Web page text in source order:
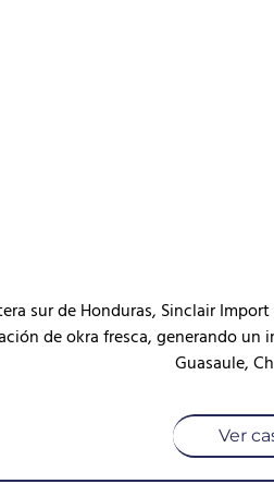
sur de Honduras, Sinclair
de okra fresca, generando
Guasaule,
Ver